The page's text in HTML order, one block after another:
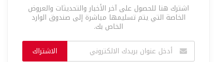
اشترك هنا للحصول على آخر الأخبار والتحديثات والعروض
الخاصة التي يتم تسليمها مباشرة إلى صندوق الوارد
الخاص بك.
الاشتراك